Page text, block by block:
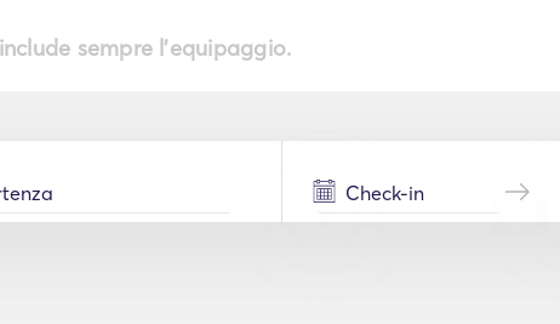
include sempre l'equipaggio.